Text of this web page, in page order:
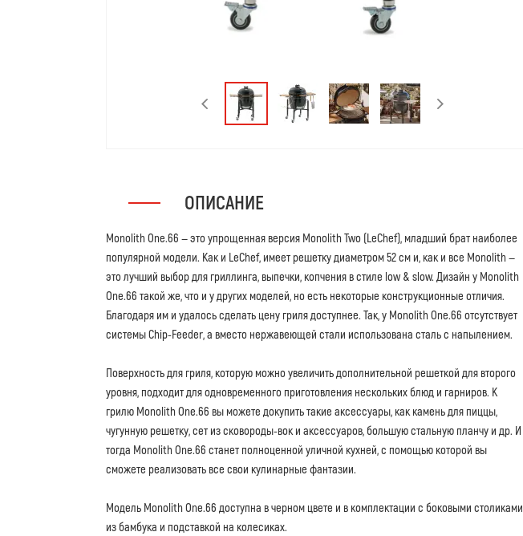
ОПИСАНИЕ
Monolith One.66 — это упрощенная версия Monolith Two (LeChef), младший брат наиболее
популярной модели. Как и LeChef, имеет решетку диаметром 52 см и, как и все Monolith —
это лучший выбор для гриллинга, выпечки, копчения в стиле low & slow. Дизайн у Monolith
One.66 такой же, что и у других моделей, но есть некоторые конструкционные отличия.
Благодаря им и удалось сделать цену гриля доступнее. Так, у Monolith One.66 отсутствует
системы Chip-Feeder, а вместо нержавеющей стали использована сталь с напылением.
Поверхность для гриля, которую можно увеличить дополнительной решеткой для второго
уровня, подходит для одновременного приготовления нескольких блюд и гарниров. К
грилю Monolith One.66 вы можете докупить такие аксессуары, как камень для пиццы,
чугунную решетку, сет из сковороды-вок и аксессуаров, большую стальную планчу и др. И
тогда Monolith One.66 станет полноценной уличной кухней, с помощью которой вы
сможете реализовать все свои кулинарные фантазии.
Модель Monolith One.66 доступна в черном цвете и в комплектации с боковыми столиками
из бамбука и подставкой на колесиках.